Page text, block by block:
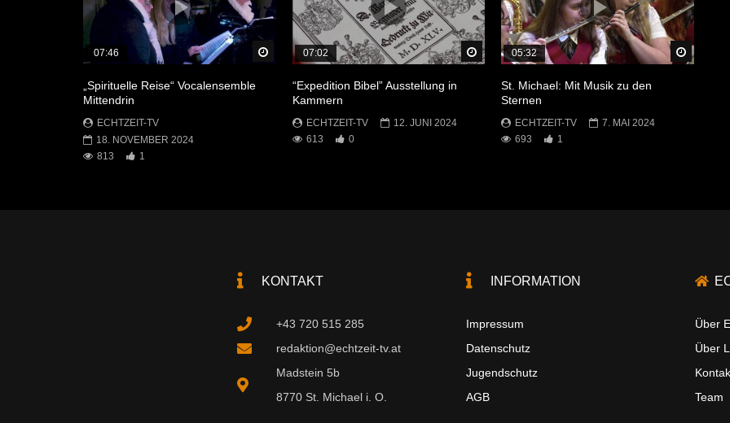
Später Ansehen
07:46
„Spirituelle Reise“ Vocalensemble
Mittendrin
ECHTZEIT-TV
18. NOVEMBER 2024
813
1
Später Ansehen
07:02
“Expedition Bibel” Ausstellung in
Kammern
ECHTZEIT-TV
12. JUNI 2024
613
0
Später
05:32
St. Michael: Mit Musik zu den
Sternen
ECHTZEIT-TV
7. MAI 2024
693
1
KONTAKT
+43 720 515 285
redaktion@echtzeit-tv.at
Madstein 5b
8770 St. Michael i. O.
INFORMATION
Impressum
Datenschutz
Jugendschutz
AGB
Über
Über
Team